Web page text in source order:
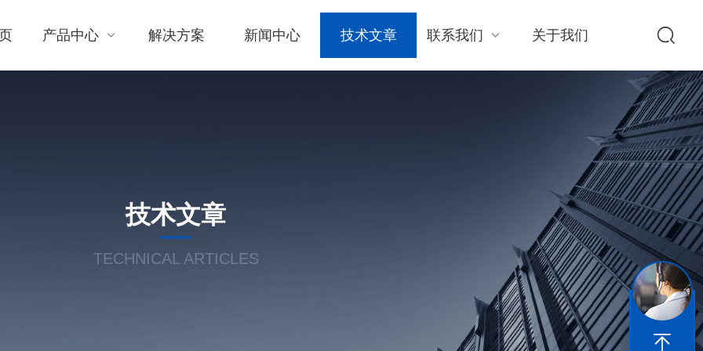
产品中心 解决方案 新闻中心 技术文章 联系我们 关于我们
技术文章
TECHNICAL ARTICLES